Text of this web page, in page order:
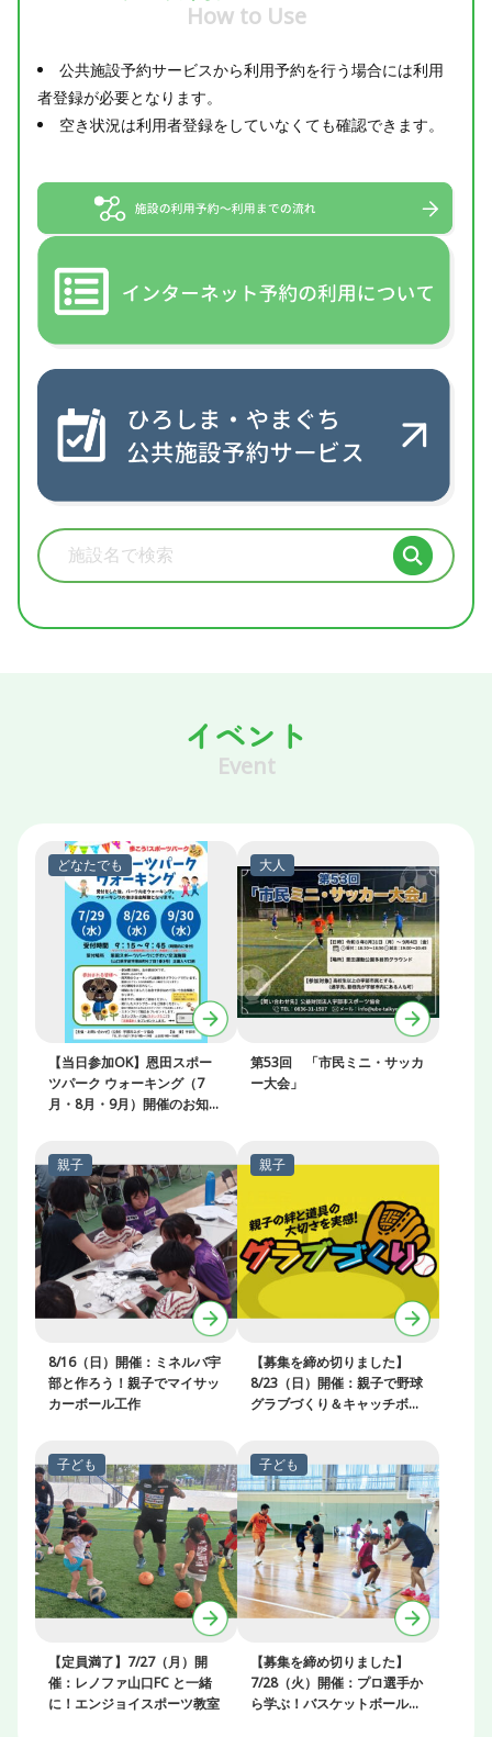
How to Use
公共施設予約サービスから利用予約を行う場合には利用
者登録が必要となります。
空き状況は利用者登録をしていなくても確認できます。
施設検索
イベント
Event
【当日参加OK】恩田スポー
ツパーク ウォーキング（7
月・8月・9月）開催のお知ら
第53回 「市民ミニ・サッカ
ー大会」
8/16（日）開催：ミネルバ宇
部と作ろう！親子でマイサッ
カーボール工作
【募集を締め切りました】
8/23（日）開催：親子で野球
グラブづくり＆キャッチボー
【定員満了】7/27（月）開
催：レノファ山口FC と一緒
に！エンジョイスポーツ教室
【募集を締め切りました】
7/28（火）開催：プロ選手か
ら学ぶ！バスケットボールク